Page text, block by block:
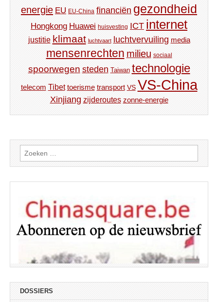
energie EU EU-China financiën gezondheid
Hongkong Huawei huisvesting ICT internet
justitie klimaat luchtvaart luchtvervuiling media
mensenrechten milieu sociaal
spoorwegen steden Taiwan technologie
telecom Tibet toerisme transport VS VS-China
Xinjiang zijderoutes zonne-energie
Zoeken
naar:
DOSSIERS